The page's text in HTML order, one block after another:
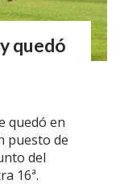
quedó
quedó en
puesto de
del
16ª.